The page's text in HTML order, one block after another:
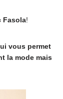
Fasola!
vous permet
la mode mais